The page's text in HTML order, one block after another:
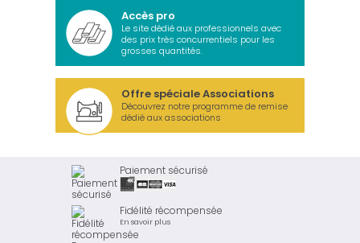
Accès pro
Le site dédié aux professionnels avec
des prix très concurrentiels pour les
grosses quantités.
Offre spéciale Associations
Découvrez notre programme de remise
dédié aux associations
Paiement sécurisé
Fidélité récompensée
En savoir plus